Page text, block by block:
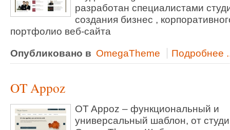
разработан специалистами
создания бизнес ,
портфолио веб-сайта
Опубликовано в OmegaTheme Подробнее
OT Appoz
OT Appoz – функциональный и
универсальный шаблон, от